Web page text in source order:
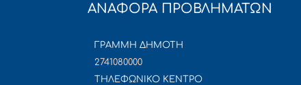
ΑΝΑΦΟΡΑ ΠΡΟΒΛΗΜΑΤΩΝ
ΓΡΑΜΜΗ ΔΗΜΟΤΗ
2741080000
ΤΗΛΕΦΩΝΙΚΟ ΚΕΝΤΡΟ